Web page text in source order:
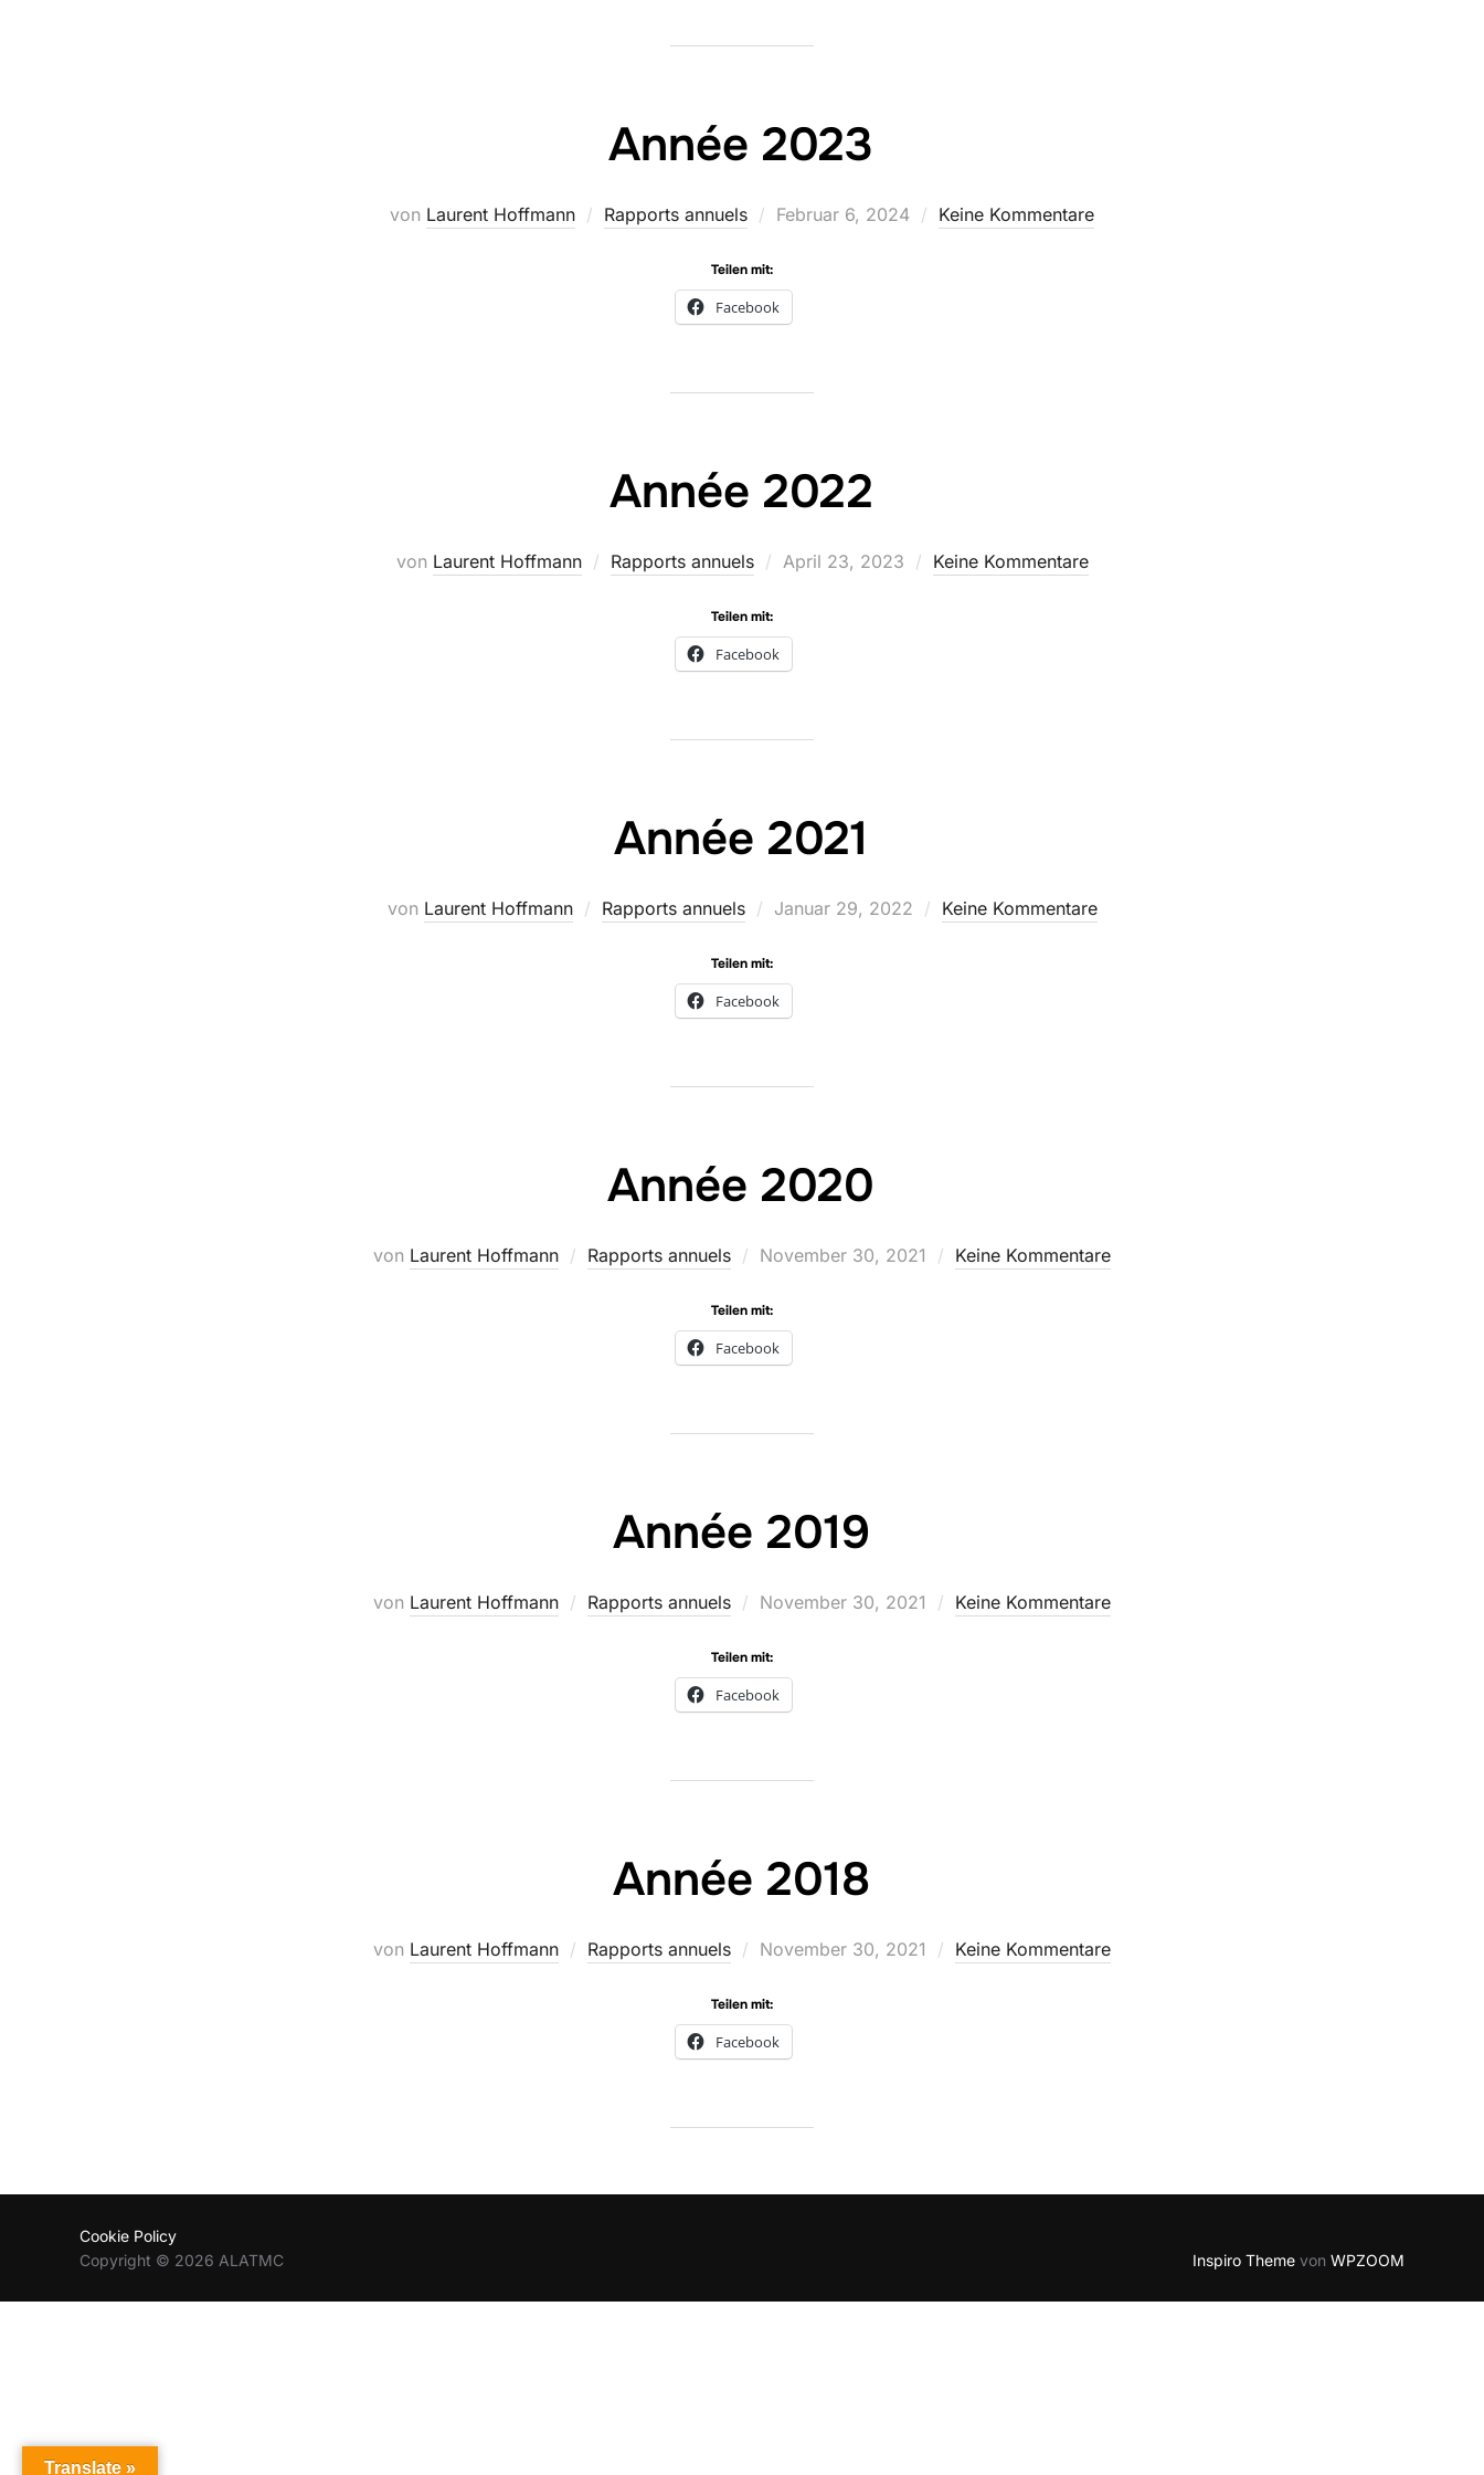
Année 2023
von Laurent Hoffmann Rapports annuels
Veröffentlicht
Februar 6, 2024 Keine Kommentare
Teilen mit:
Facebook
Année 2022
von Laurent Hoffmann Rapports annuels
Veröffentlicht
April 23, 2023 Keine Kommentare
Teilen mit:
Facebook
Année 2021
von Laurent Hoffmann Rapports annuels
Veröffentlicht
Januar 29, 2022 Keine Kommentare
Teilen mit:
Facebook
Année 2020
von Laurent Hoffmann Rapports annuels
Veröffentlicht
November 30, 2021 Keine Kommentare
Teilen mit:
Facebook
Année 2019
von Laurent Hoffmann Rapports annuels
Veröffentlicht
November 30, 2021 Keine Kommentare
Teilen mit:
Facebook
Année 2018
von Laurent Hoffmann Rapports annuels
Veröffentlicht
November 30, 2021 Keine Kommentare
Teilen mit:
Facebook
Cookie Policy
Copyright © 2026 ALATMC
Inspiro Theme von WPZOOM
Translate »